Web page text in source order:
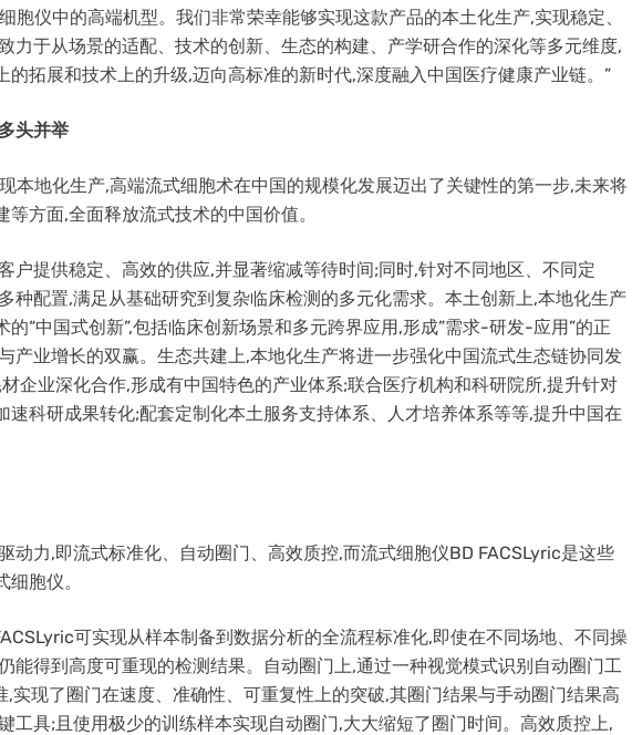
胞仪中的高端机型。我们非常荣幸能够实现这款产品的本土化生产,实现稳定、
力于从场景的适配、技术的创新、生态的构建、产学研合作的深化等多元维度,
的拓展和技术上的升级,迈向高标准的新时代,深度融入中国医疗健康产业链。”
头并举
本地化生产,高端流式细胞术在中国的规模化发展迈出了关键性的第一步,未来将
方面,全面释放流式技术的中国价值。
户提供稳定、高效的供应,并显著缩减等待时间;同时,针对不同地区、不同定
种配置,满足从基础研究到复杂临床检测的多元化需求。本土创新上,本地化生产
“中国式创新”,包括临床创新场景和多元跨界应用,形成”需求-研发-应用”的正
产业增长的双赢。生态共建上,本地化生产将进一步强化中国流式生态链协同发
企业深化合作,形成有中国特色的产业体系;联合医疗机构和科研院所,提升针对
速科研成果转化;配套定制化本土服务支持体系、人才培养体系等等,提升中国在
动力,即流式标准化、自动圈门、高效质控,而流式细胞仪BD FACSLyric是这些
胞仪。
可实现从样本制备到数据分析的全流程标准化,即使在不同场地、不同操
能得到高度可重现的检测结果。自动圈门上,通过一种视觉模式识别自动圈门工
实现了圈门在速度、准确性、可重复性上的突破,其圈门结果与手动圈门结果高
工具;且使用极少的训练样本实现自动圈门,大大缩短了圈门时间。高效质控上,